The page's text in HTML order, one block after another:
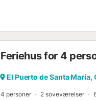
Feriehus for 4
El Puerto de Santa María,
4 personer 2 soveværelser